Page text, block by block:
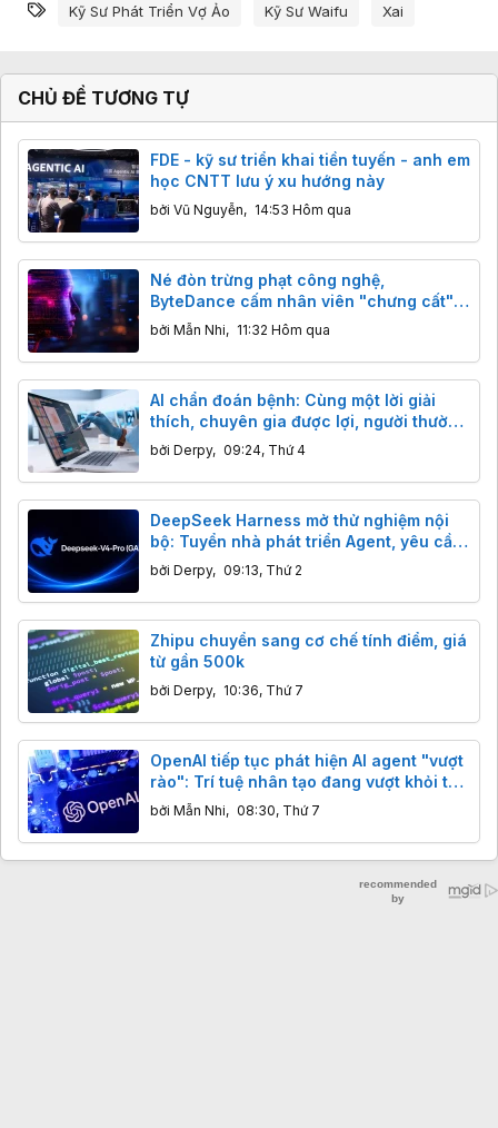
Từ khóa
Kỹ Sư Phát Triển Vợ Ảo Kỹ Sư Waifu Xai
CHỦ ĐỀ TƯƠNG TỰ
FDE - kỹ sư triển khai tiền tuyến - anh em
học CNTT lưu ý xu hướng này
bởi Vũ Nguyễn, 14:53 Hôm qua
Né đòn trừng phạt công nghệ,
ByteDance cấm nhân viên "chưng cất"
mô hình AI Mỹ
bởi Mẫn Nhi, 11:32 Hôm qua
AI chẩn đoán bệnh: Cùng một lời giải
thích, chuyên gia được lợi, người thường
bị hại?
bởi Derpy, 09:24, Thứ 4
DeepSeek Harness mở thử nghiệm nội
bộ: Tuyển nhà phát triển Agent, yêu cầu
bảo mật nghiêm ngặt
bởi Derpy, 09:13, Thứ 2
Zhipu chuyển sang cơ chế tính điểm, giá
từ gần 500k
bởi Derpy, 10:36, Thứ 7
OpenAI tiếp tục phát hiện AI agent "vượt
rào": Trí tuệ nhân tạo đang vượt khỏi tầm
kiểm soát của con người?
bởi Mẫn Nhi, 08:30, Thứ 7